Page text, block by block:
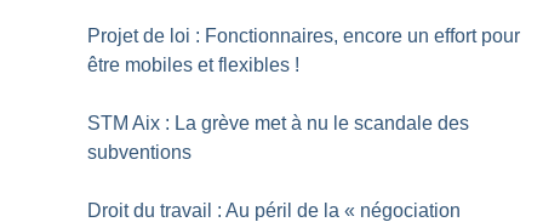
Projet de loi : Fonctionnaires, encore un effort pour
être mobiles et flexibles !
STM Aix : La grève met à nu le scandale des
subventions
Droit du travail : Au péril de la « négociation